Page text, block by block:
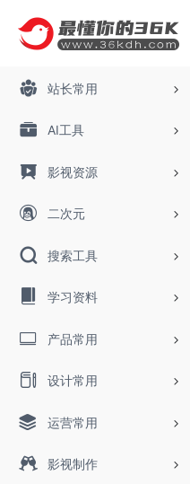
站长常用
AI工具
影视资源
二次元
搜索工具
学习资料
产品常用
设计常用
运营常用
影视制作